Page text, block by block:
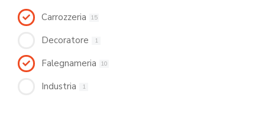
Carrozzeria 15
Decoratore 1
Falegnameria 10
Industria 1